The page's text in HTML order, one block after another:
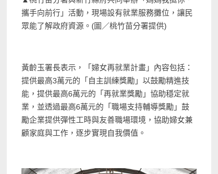
攜手向前行」活動，現場設有就業服務攤位，讓民
眾能了解政府資源。(圖／桃竹苗分署提供)
黃齡玉署長表示，「婦女再就業計畫」內容包括：
提供最高3萬元的「自主訓練獎勵」以鼓勵精進技
能，提供最高6萬元的「再就業獎勵」協助穩定就
業，並透過最高6萬元的「職場支持輔導獎勵」鼓
勵企業提供彈性工時與友善職場環境，協助婦女兼
顧家庭與工作，逐步實現自我價值。